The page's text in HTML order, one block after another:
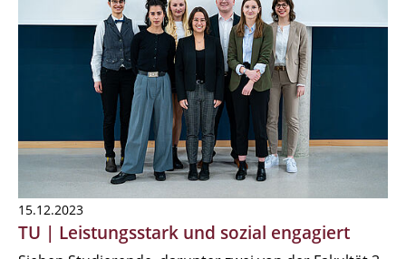
15.12.2023
TU | Leistungsstark und sozial engagiert